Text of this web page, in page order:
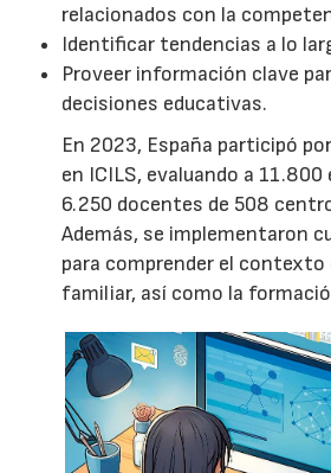
relacionados con la
Identificar tendencias a lo
Proveer información clave
decisiones educativas.
En 2023, España participó
en ICILS, evaluando a
6.250 docentes de 508
Además, se implementaron
para comprender el
familiar, así como la